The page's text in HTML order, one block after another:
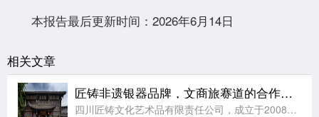
本报告最后更新时间：2026年6月14日
相关文章
匠铸非遗银器品牌，文商旅赛道的合作之选
四川匠铸文化艺术品有限责任公司，成立于2008年，注册资本及实缴资本均为5000万元人民币，是一家集原创设计、生产制造、连锁零售于一体的银文化企业。公司总部位于四川成都，在职员工千余人，是全国工商联金